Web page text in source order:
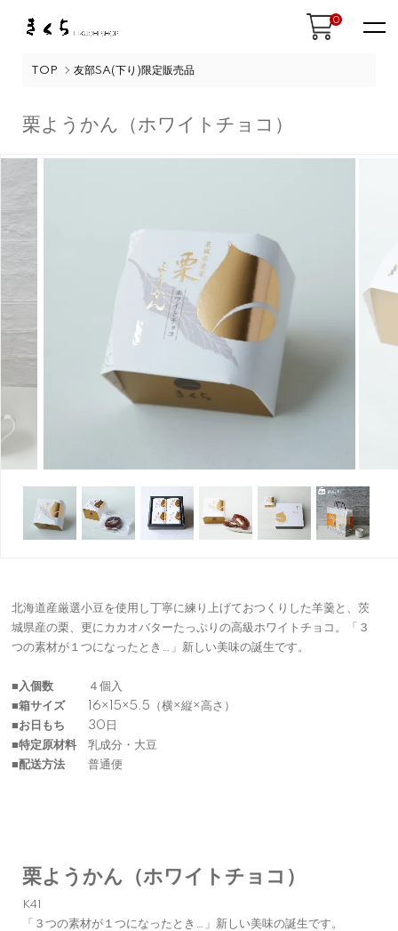
0
TOP 友部SA(下り)限定販売品
栗ようかん（ホワイトチョコ）
北海道産厳選小豆を使用し丁寧に練り上げておつくりした羊羹と、茨
城県産の栗、更にカカオバターたっぷりの高級ホワイトチョコ。「３
つの素材が１つになったとき…」新しい美味の誕生です。
■入個数 ４個入
■箱サイズ 16×15×5.5（横×縦×高さ）
■お日もち 30日
■特定原材料 乳成分・大豆
■配送方法 普通便
栗ようかん（ホワイトチョコ）
K41
「３つの素材が１つになったとき…」新しい美味の誕生です。